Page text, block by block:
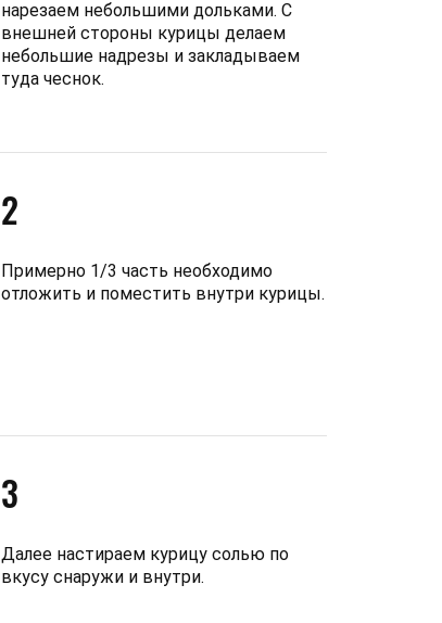
нарезаем небольшими дольками. С
внешней стороны курицы делаем
небольшие надрезы и закладываем
туда чеснок.
2
Примерно 1/3 часть необходимо
отложить и поместить внутри курицы.
3
Далее настираем курицу солью по
вкусу снаружи и внутри.